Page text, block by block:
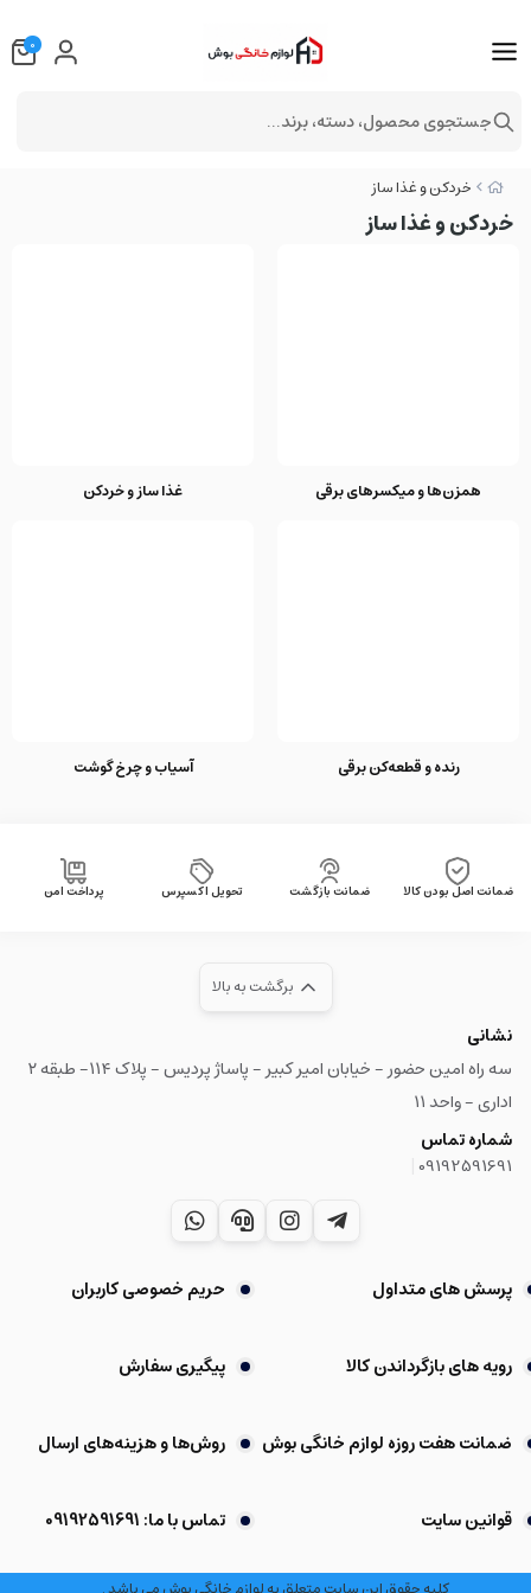
خردکن و غذا ساز
خردکن و غذا ساز
همزن‌ها و میکسرهای برقی غذا ساز و خردکن
رنده و قطعه‌کن برقی آسیاب و چرخ گوشت
ضمانت اصل بودن کالا ضمانت بازگشت تحویل اکسپرس پرداخت امن
برگشت به بالا
نشانی
سه راه امین حضور - خیابان امیر کبیر - پاساژ پردیس - پلاک ۱۱۴- طبقه ۲
اداری - واحد ۱۱
شماره تماس
09192591691
پرسش های متداول حریم خصوصی کاربران
رویه های بازگرداندن کالا پیگیری سفارش
ضمانت هفت روزه لوازم خانگی بوش روش‌ها و هزینه‌های ارسال
قوانین سایت تماس با ما: 09192591691
0
جستجوی محصول، دسته، برند...